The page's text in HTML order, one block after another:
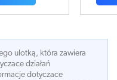
ulotką, która zawiera
działań
dotyczace